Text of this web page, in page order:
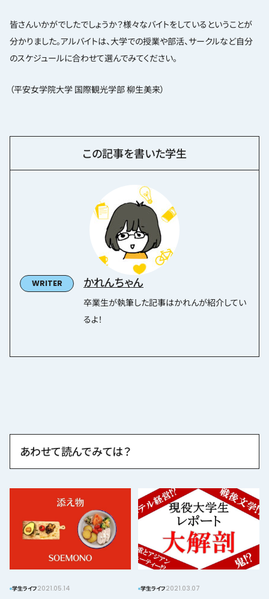
皆さんいかがでしたでしょうか？様々なバイトをしているということが
分かりました。アルバイトは、大学での授業や部活、サークルなど自分
のスケジュールに合わせて選んでみてください。
（平安女学院大学 国際観光学部 柳生美来）
この記事を書いた学生
かれんちゃん
卒業生が執筆した記事はかれんが紹介してい
るよ！
あわせて読んでみては？
学生ライフ2021.05.14 学生ライフ2021.03.07